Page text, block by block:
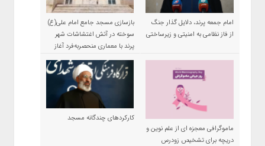
امام جمعه پرند، دلایل گذار جنگ
از فاز نظامی به امنیتی و زیرساختی
بازسازی مسجد جامع امام علی(ع)
سوخته در آتش اغتشاشات شهر
پرند با معماری منحصربه‌فرد آغاز
شد
ماموگرافی معجزه ای از علم نوین و
دریچه برای تشخیص زودرس
کارکردهای چندگانه مسجد